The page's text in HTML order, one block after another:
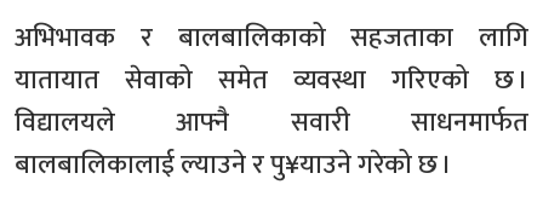
अभिभावक र बालबालिकाको सहजताका लागि
यातायात सेवाको समेत व्यवस्था गरिएको छ ।
विद्यालयले आफ्नै सवारी साधनमार्फत
बालबालिकालाई ल्याउने र पु¥याउने गरेको छ ।